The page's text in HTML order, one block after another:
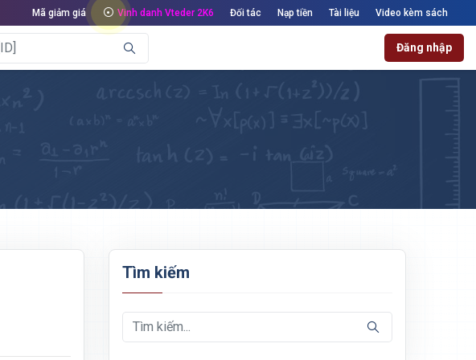
Mã giảm giá Vinh danh Vteder 2K6 Đối tác Nạp tiền Tài liệu Video kèm sách
Đăng nhập
Tìm kiếm